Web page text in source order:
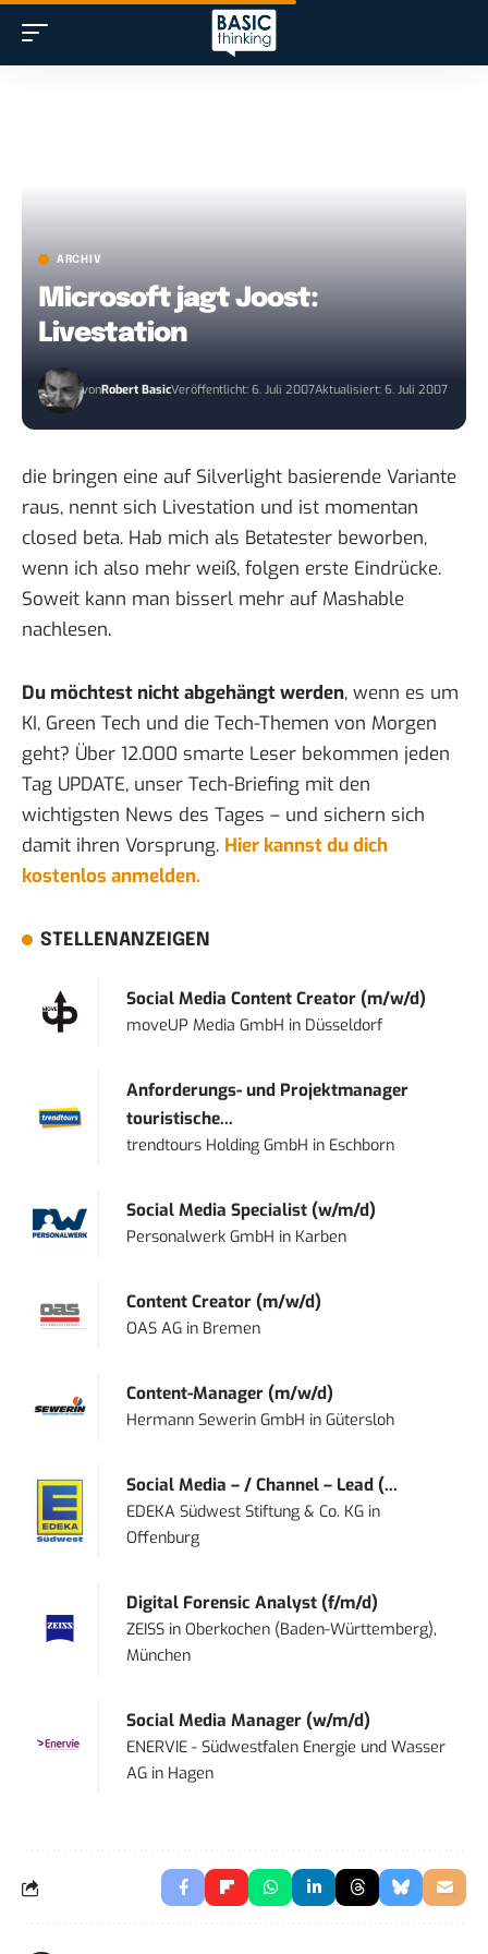
ARCHIV
Microsoft jagt Joost:
Livestation
vonRobert BasicVeröffentlicht: 6. Juli 2007Aktualisiert: 6. Juli 2007
die bringen eine auf Silverlight basierende Variante
raus, nennt sich Livestation und ist momentan
closed beta. Hab mich als Betatester beworben,
wenn ich also mehr weiß, folgen erste Eindrücke.
Soweit kann man bisserl mehr auf Mashable
nachlesen.
Du möchtest nicht abgehängt werden, wenn es um
KI, Green Tech und die Tech-Themen von Morgen
geht? Über 12.000 smarte Leser bekommen jeden
Tag UPDATE, unser Tech-Briefing mit den
wichtigsten News des Tages – und sichern sich
damit ihren Vorsprung. Hier kannst du dich
kostenlos anmelden.
STELLENANZEIGEN
Social Media Content Creator (m/w/d)
moveUP Media GmbH in Düsseldorf
Anforderungs- und Projektmanager
touristische...
trendtours Holding GmbH in Eschborn
Social Media Specialist (w/m/d)
Personalwerk GmbH in Karben
Content Creator (m/w/d)
OAS AG in Bremen
Content-Manager (m/w/d)
Hermann Sewerin GmbH inGütersloh
Social Media – / Channel – Lead (...
EDEKA Südwest Stiftung & Co. KG in
Offenburg
Digital Forensic Analyst (f/m/d)
ZEISS inOberkochen (Baden-Württemberg),
München
Social Media Manager (w/m/d)
ENERVIE - Südwestfalen Energie und Wasser
AG in Hagen